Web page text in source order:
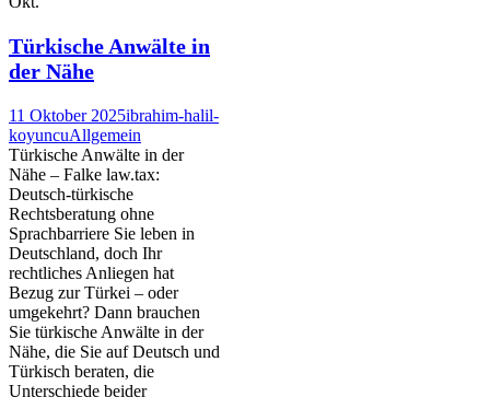
Türkische Anwälte in
der Nähe
11 Oktober 2025ibrahim-halil-
koyuncuAllgemein
Türkische Anwälte in der
Nähe – Falke law.tax:
Deutsch-türkische
Rechtsberatung ohne
Sprachbarriere Sie leben in
Deutschland, doch Ihr
rechtliches Anliegen hat
Bezug zur Türkei – oder
umgekehrt? Dann brauchen
Sie türkische Anwälte in der
Nähe, die Sie auf Deutsch und
Türkisch beraten, die
Unterschiede beider